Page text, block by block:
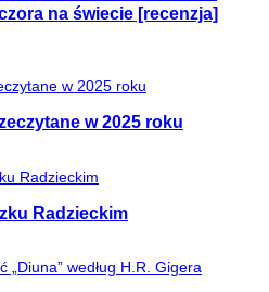
na świecie [recenzja]
w 2025 roku
Radzieckim